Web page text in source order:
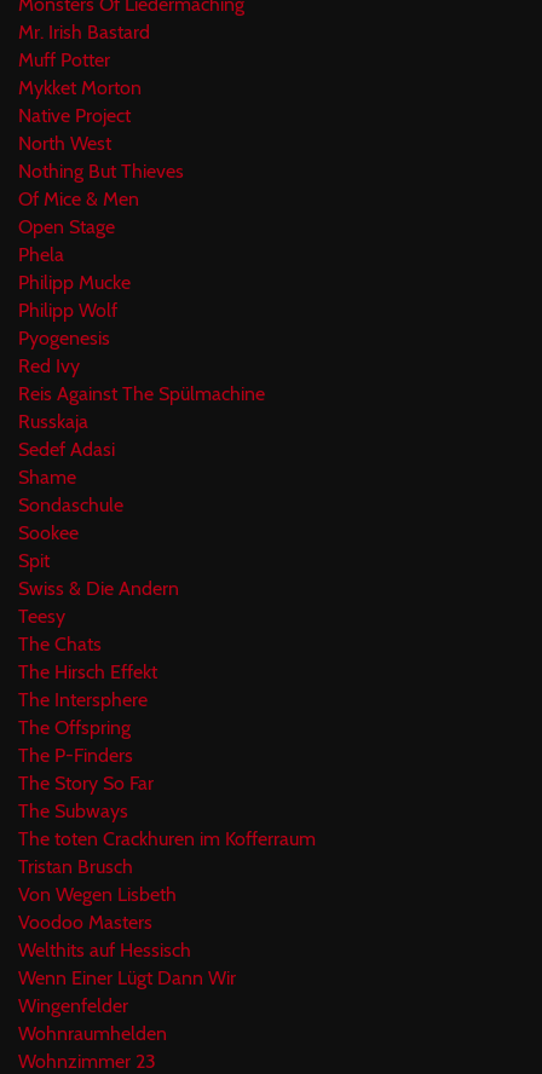
Mr. Irish Bastard
Muff Potter
Mykket Morton
Native Project
North West
Nothing But Thieves
Of Mice & Men
Open Stage
Phela
Philipp Mucke
Philipp Wolf
Pyogenesis
Red Ivy
Reis Against The Spülmachine
Russkaja
Sedef Adasi
Shame
Sondaschule
Sookee
Spit
Swiss & Die Andern
Teesy
The Chats
The Hirsch Effekt
The Intersphere
The Offspring
The P-Finders
The Story So Far
The Subways
The toten Crackhuren im Kofferraum
Tristan Brusch
Von Wegen Lisbeth
Voodoo Masters
Welthits auf Hessisch
Wenn Einer Lügt Dann Wir
Wingenfelder
Wohnraumhelden
Wohnzimmer 23